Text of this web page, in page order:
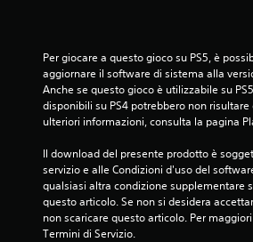
Per giocare a questo gioco su PS5, è
aggiornare il software di sistema alla
Anche se questo gioco è utilizzabile su
disponibili su PS4 potrebbero non risultare
ulteriori informazioni, consulta la pagina
Il download del presente prodotto è
servizio e alle Condizioni d'uso del
qualsiasi altra condizione supplementare
questo articolo. Se non si desidera
non scaricare questo articolo. Per
Termini di Servizio.